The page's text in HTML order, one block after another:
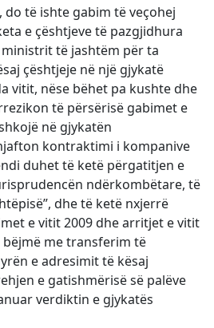
të ishte gabim të veçohej
e çështjeve të pazgjidhura
të jashtëm për ta
çështjeje në një gjykatë
vitit, nëse bëhet pa kushte dhe
të përsërisë gabimet e
në gjykatën
kontraktimi i kompanive
duhet të ketë përgatitjen e
ndërkombëtare, të
dhe të ketë nxjerrë
e vitit 2009 dhe arritjet e vitit
bëjmë me transferim të
e adresimit të kësaj
e gatishmërisë së palëve
verdiktin e gjykatës